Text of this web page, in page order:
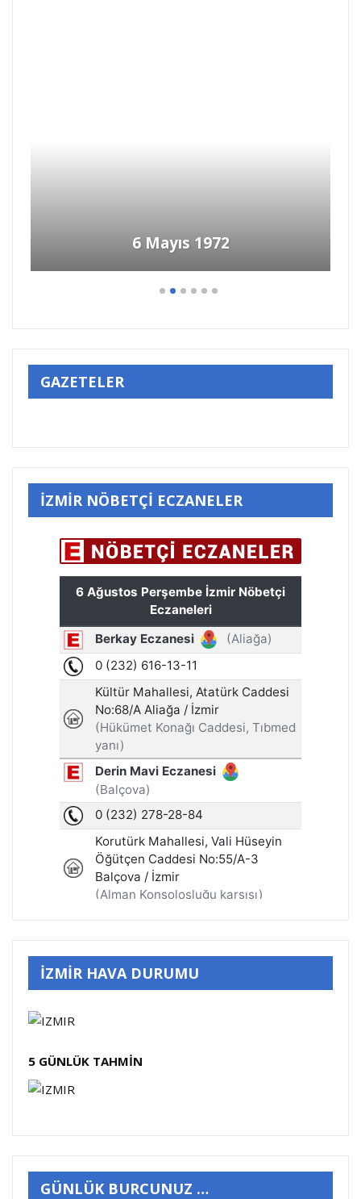
DENİZ GEZMİŞ’İN İDAM
SEHPASINDA SON İSTEĞİ
GAZETELER
İZMİR NÖBETÇİ ECZANELER
İZMİR HAVA DURUMU
5 GÜNLÜK TAHMİN
GÜNLÜK BURCUNUZ …